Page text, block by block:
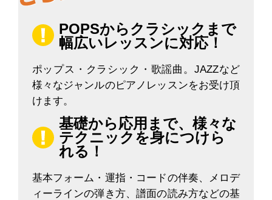
POPSからクラシックまで
幅広いレッスンに対応！
ポップス・クラシック・歌謡曲。JAZZなど
様々なジャンルのピアノレッスンをお受け頂
けます。
基礎から応用まで、様々な
テクニックを身につけら
れる！
基本フォーム・運指・コードの伴奏、メロデ
ィーラインの弾き方、譜面の読み方などの基